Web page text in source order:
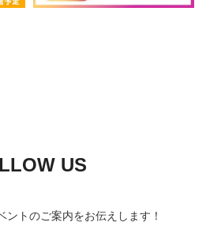
US
ントのご案内をお伝えします！